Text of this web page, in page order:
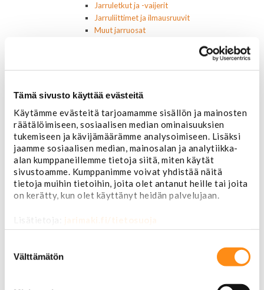
Tämä sivusto käyttää evästeitä
Käytämme evästeitä tarjoamamme sisällön ja mainosten
räätälöimiseen, sosiaalisen median ominaisuuksien
tukemiseen ja kävijämäärämme analysoimiseen. Lisäksi
jaamme sosiaalisen median, mainosalan ja analytiikka-
alan kumppaneillemme tietoja siitä, miten käytät
sivustoamme. Kumppanimme voivat yhdistää näitä
tietoja muihin tietoihin, joita olet antanut heille tai joita
on kerätty, kun olet käyttänyt heidän palvelujaan.
Lisätietoja: jarimaki.fi/tietosuoja
valinta
Välttämätön
Jarruletkut ja -vaijerit
Jarruliittimet ja ilmausruuvit
Muut jarruosat
Letkut
Lämpötila-anturit
Vesipumput ja tiivisteet
Vapaatuulettimet ja viskokytkimet
Kiinnikkeet ja pidikkeet
Nivelet ja puslat
Alapallonivelet
Yläpallonivelet
Raidetangonpäät sisempi
Raidetangonpäät ulompi
Vakaajan linkit